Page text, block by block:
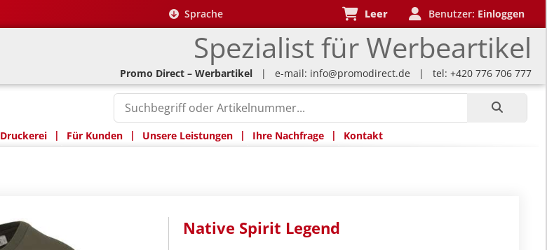
Spezialist für Werbeartikel
Sprache Leer Benutzer: Einloggen
Promo Direct – Werbartikel | e-mail: info@promodirect.de | tel: +420 776 706 777
Druckerei | Für Kunden | Unsere Leistungen | Ihre Nachfrage | Kontakt
Native Spirit Legend